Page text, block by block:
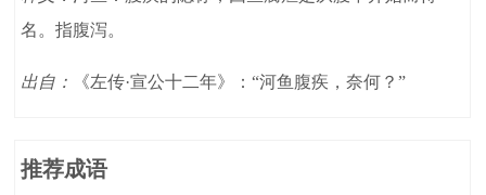
名。指腹泻。
出自： 《左传·宣公十二年》：“河鱼腹疾，奈何？”
推荐成语